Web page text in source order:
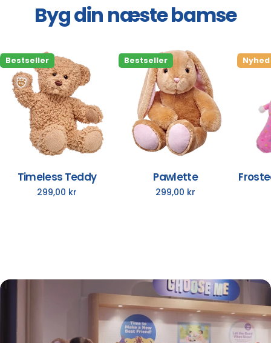
Byg din næste bamse
Bestseller
Timeless Teddy
Normalpris
299,00 kr
Bestseller
Pawlette
Normalpris
299,00 kr
Nyhed